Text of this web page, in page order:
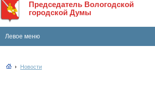
Председатель Вологодской
городской Думы
Левое меню
Новости